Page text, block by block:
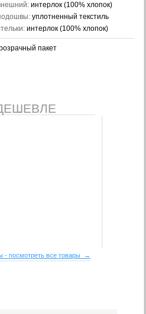
интерлок (100% хлопок)
уплотненный текстиль
интерлок (100% хлопок)
пакет
- посмотреть все товары →